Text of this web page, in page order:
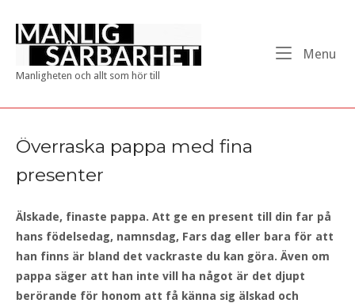
content
Home
Manligheten och allt som hör till
Menu
Överraska pappa med fina
presenter
Älskade, finaste pappa. Att ge en present till din far på
hans födelsedag, namnsdag, Fars dag eller bara för att
han finns är bland det vackraste du kan göra. Även om
pappa säger att han inte vill ha något är det djupt
berörande för honom att få känna sig älskad och